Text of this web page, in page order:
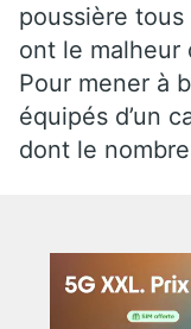
poussière
ont le malheur
Pour mener à
équipés d’un
dont le